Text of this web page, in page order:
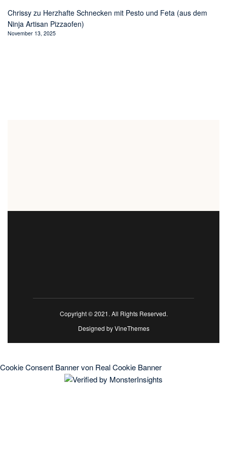
Chrissy zu Herzhafte Schnecken mit Pesto und Feta (aus dem
Ninja Artisan Pizzaofen)
November 13, 2025
Copyright © 2021. All Rights Reserved.
Designed byVineThemes
Cookie Consent Banner von Real Cookie Banner